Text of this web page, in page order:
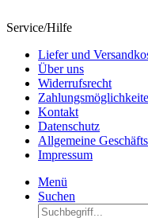
Liefer und
Über uns
Widerrufsrecht
Zahlungsmöglichkeiten
Kontakt
Datenschutz
Allgemeine
Menü
Suchen